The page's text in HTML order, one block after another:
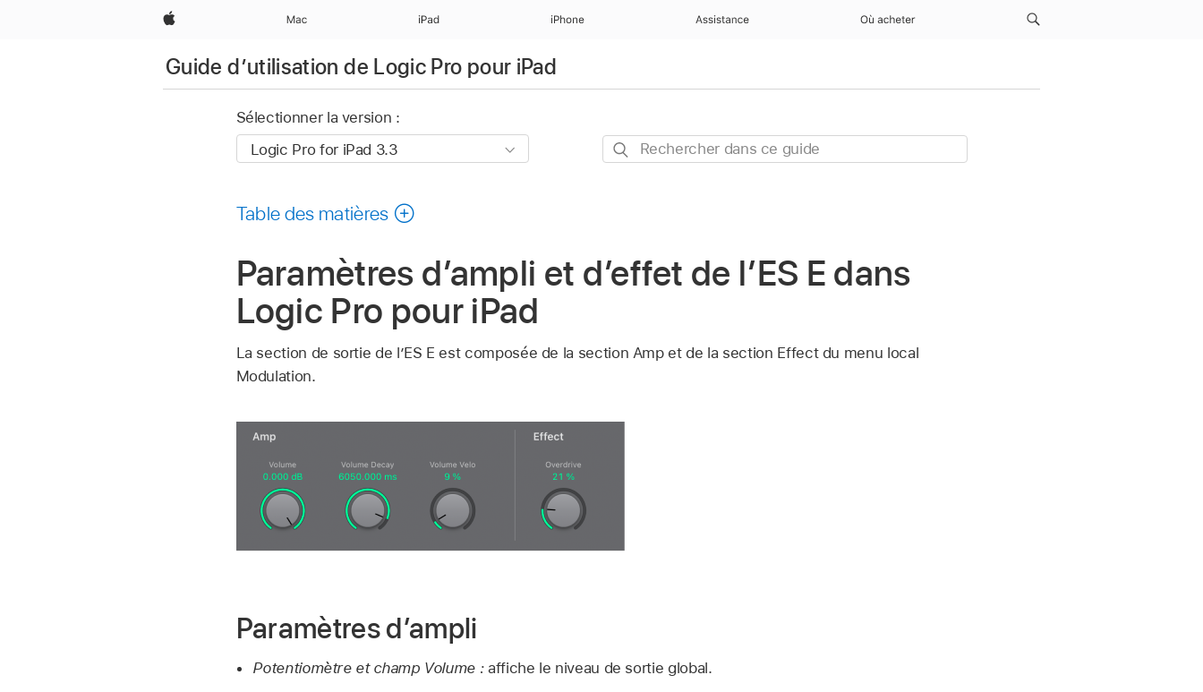
Apple Mac iPad iPhone Assistance Où acheter
Guide d’utilisation de Logic Pro pour iPad
Sélectionner la version :
Rechercher
Table des matières
Paramètres d’ampli et d’effet de l’ES E dans
Logic Pro pour iPad
La section de sortie de l’ES E est composée de la section Amp et de la section Effect du menu local
Modulation.
Paramètres d’ampli
Potentiomètre et champ Volume :affiche le niveau de sortie global.